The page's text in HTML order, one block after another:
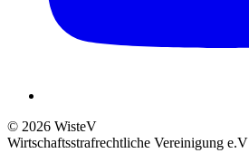
© 2026 WisteV
Wirtschaftsstrafrechtliche Vereinigung e.V